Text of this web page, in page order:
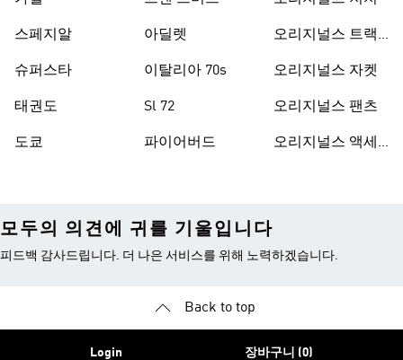
스페지알
슈퍼스타
태권도
도쿄
아딜렛
이탈리아 70s
Sl 72
파이어버드
오리지널스 트랙
오리지널스 자켓
오리지널스 팬츠
오리지널스 액세
모두의 의견에 귀를 기울입니다
피드백 감사드립니다. 더 나은 서비스를 위해 노력하겠습니다.
Back to top
Login 장바구니 (0)